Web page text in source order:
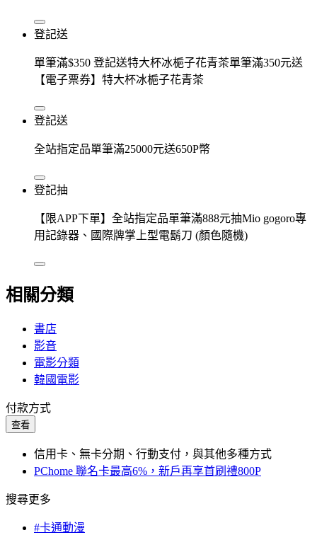
登記送
單筆滿$350 登記送特大杯冰梔子花青茶單筆滿350元送
【電子票券】特大杯冰梔子花青茶
登記送
全站指定品單筆滿25000元送650P幣
登記抽
【限APP下單】全站指定品單筆滿888元抽Mio gogoro專
用記錄器、國際牌掌上型電鬍刀 (顏色隨機)
相關分類
書店
影音
電影分類
韓國電影
付款方式
查看
信用卡、無卡分期、行動支付，與其他多種方式
PChome 聯名卡最高6%，新戶再享首刷禮800P
搜尋更多
#卡通動漫